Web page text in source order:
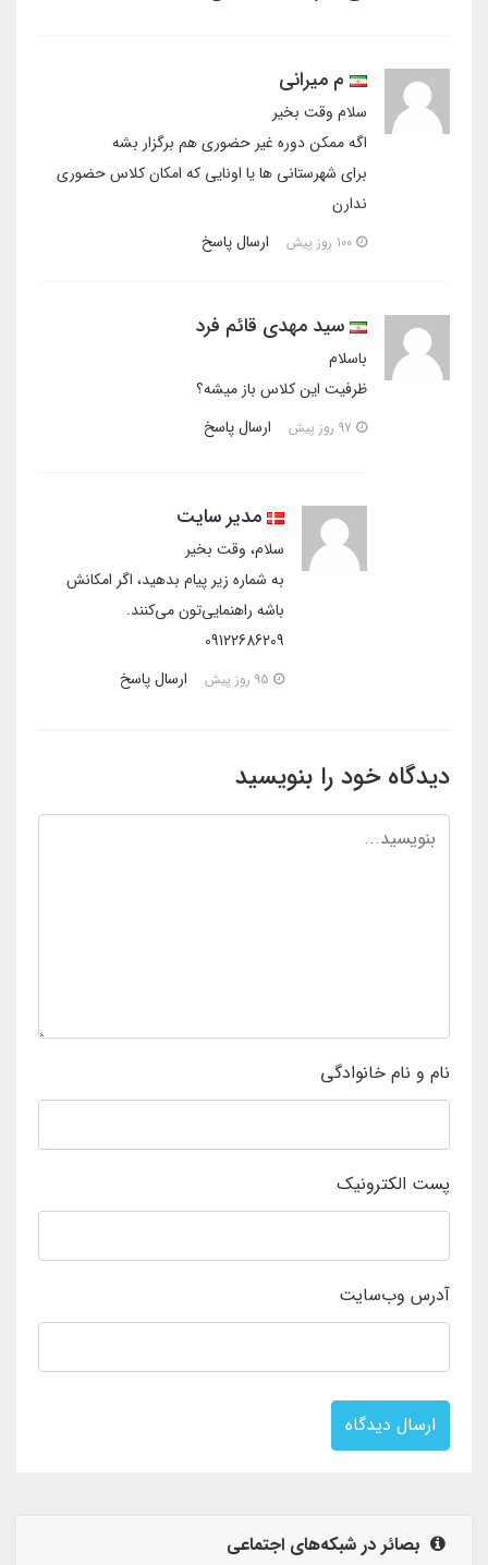
م میرانی
سلام وقت بخیر
اگه ممکن دوره غیر حضوری هم برگزار بشه
برای شهرستانی ها یا اونایی که امکان کلاس حضوری
ندارن
ارسال پاسخ
سید مهدی قائم فرد
باسلام
ظرفیت این کلاس باز میشه؟
ارسال پاسخ
مدیر سایت
سلام، وقت بخیر
به شماره زیر پیام بدهید، اگر امکانش
باشه راهنمایی‌تون می‌کنند.
09122686209
ارسال پاسخ
دیدگاه خود را بنویسید
نام و نام خانوادگی
پست الکترونیک
آدرس وب‌سایت
ارسال دیدگاه
بصائر در شبکه‌های اجتماعی